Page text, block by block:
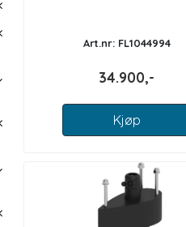
Art.nr: FL1044994
34.900,-
Kjøp